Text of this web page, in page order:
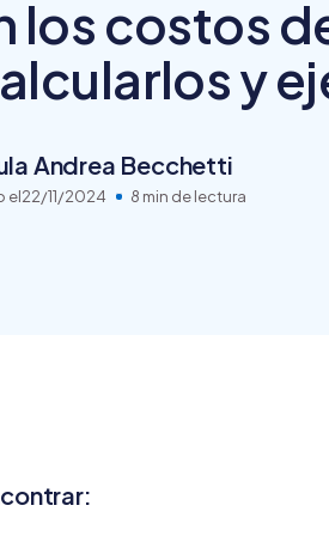
los costos
y
Andrea Becchetti
el22/11/2024 8 min de lectura